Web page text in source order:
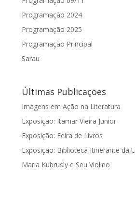
Programação 2024
Programação 2025
Programação Principal
Sarau
Últimas Publicações
Imagens em Ação na Literatura
Exposição: Itamar Vieira Junior
Exposição: Feira de Livros
Exposição: Biblioteca Itinerante da
Maria Kubrusly e Seu Violino